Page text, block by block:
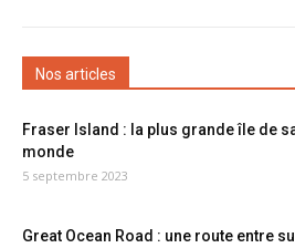
Nos articles
Fraser Island : la plus grande île de
monde
5 septembre 2023
Great Ocean Road : une route entre